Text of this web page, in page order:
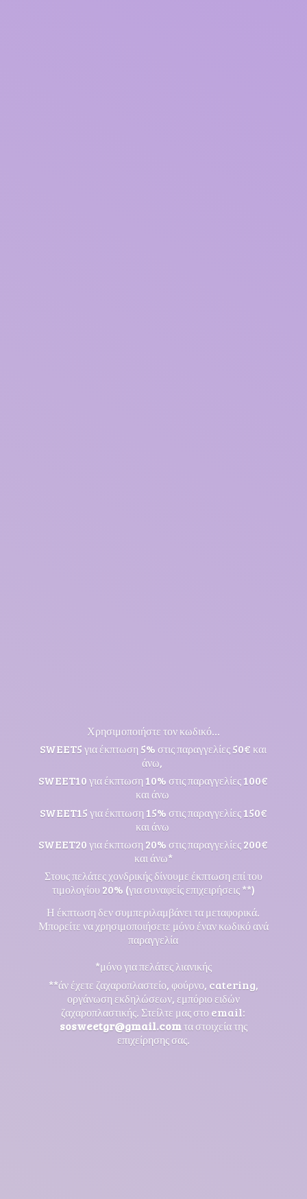
Χρησιμοποιήστε τον κωδικό...
SWEET5 για έκπτωση 5% στις παραγγελίες 50€ και
άνω,
SWEET10 για έκπτωση 10% στις παραγγελίες 100€
και άνω
SWEET15 για έκπτωση 15% στις παραγγελίες 150€
και άνω
SWEET20 για έκπτωση 20% στις παραγγελίες 200€
και άνω*
Στους πελάτες χονδρικής δίνουμε έκπτωση επί του
τιμολογίου 20% (για συναφείς επιχειρήσεις **)
Η έκπτωση δεν συμπεριλαμβάνει τα μεταφορικά.
Μπορείτε να χρησιμοποιήσετε μόνο έναν κωδικό ανά
παραγγελία
*μόνο για πελάτες λιανικής
**άν έχετε ζαχαροπλαστείο, φούρνο, catering,
οργάνωση εκδηλώσεων, εμπόριο ειδών
ζαχαροπλαστικής. Στείλτε μας στο email:
sosweetgr@gmail.comτα στοιχεία της
επιχείρησης σας.